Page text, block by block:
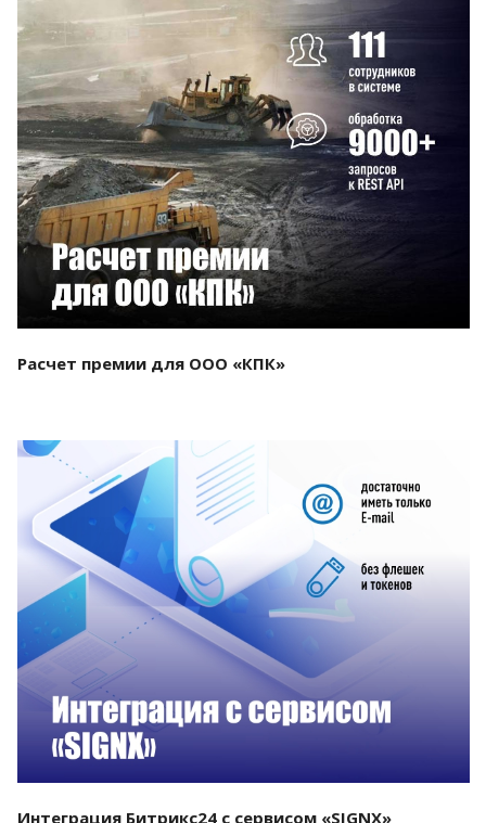
Смотреть проект
Расчет премии для ООО «КПК»
Смотреть проект
Интеграция Битрикс24 с сервисом «SIGNX»